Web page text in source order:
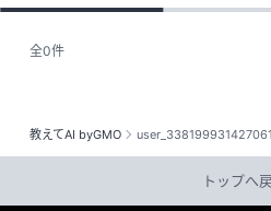
教えてAI byGMO
全0件
トップへ